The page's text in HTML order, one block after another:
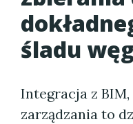
śladu
Integracja z
zarządzania to